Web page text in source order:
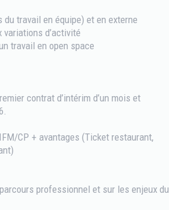
travail en équipe) et en externe
d’activité
travail en open space
contrat d’intérim d’un mois et
CP + avantages (Ticket restaurant,
professionnel et sur les enjeux du